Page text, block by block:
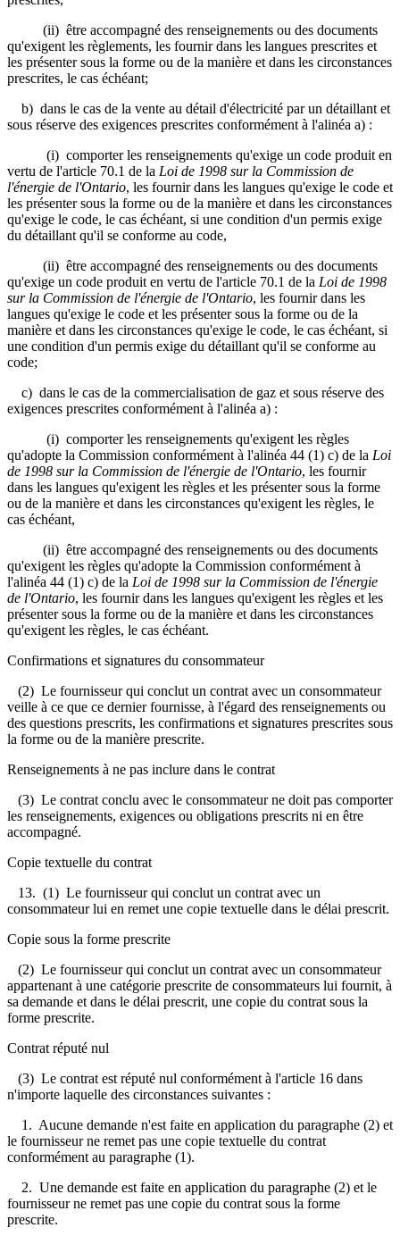
(ii) être accompagné des renseignements ou des documents
qu'exigent les règlements, les fournir dans les langues prescrites et
les présenter sous la forme ou de la manière et dans les circonstances
prescrites, le cas échéant;
b) dans le cas de la vente au détail d'électricité par un détaillant et
sous réserve des exigences prescrites conformément à l'alinéa a) :
(i) comporter les renseignements qu'exige un code produit en
vertu de l'article 70.1 de la Loi de 1998 sur la Commission de
l'énergie de l'Ontario, les fournir dans les langues qu'exige le code et
les présenter sous la forme ou de la manière et dans les circonstances
qu'exige le code, le cas échéant, si une condition d'un permis exige
du détaillant qu'il se conforme au code,
(ii) être accompagné des renseignements ou des documents
qu'exige un code produit en vertu de l'article 70.1 de la Loi de 1998
sur la Commission de l'énergie de l'Ontario, les fournir dans les
langues qu'exige le code et les présenter sous la forme ou de la
manière et dans les circonstances qu'exige le code, le cas échéant, si
une condition d'un permis exige du détaillant qu'il se conforme au
code;
c) dans le cas de la commercialisation de gaz et sous réserve des
exigences prescrites conformément à l'alinéa a) :
(i) comporter les renseignements qu'exigent les règles
qu'adopte la Commission conformément à l'alinéa 44 (1) c) de la Loi
de 1998 sur la Commission de l'énergie de l'Ontario, les fournir
dans les langues qu'exigent les règles et les présenter sous la forme
ou de la manière et dans les circonstances qu'exigent les règles, le
cas échéant,
(ii) être accompagné des renseignements ou des documents
qu'exigent les règles qu'adopte la Commission conformément à
l'alinéa 44 (1) c) de la Loi de 1998 sur la Commission de l'énergie
de l'Ontario, les fournir dans les langues qu'exigent les règles et les
présenter sous la forme ou de la manière et dans les circonstances
qu'exigent les règles, le cas échéant.
Confirmations et signatures du consommateur
(2) Le fournisseur qui conclut un contrat avec un consommateur
veille à ce que ce dernier fournisse, à l'égard des renseignements ou
des questions prescrits, les confirmations et signatures prescrites sous
la forme ou de la manière prescrite.
Renseignements à ne pas inclure dans le contrat
(3) Le contrat conclu avec le consommateur ne doit pas comporter
les renseignements, exigences ou obligations prescrits ni en être
accompagné.
Copie textuelle du contrat
13. (1) Le fournisseur qui conclut un contrat avec un
consommateur lui en remet une copie textuelle dans le délai prescrit.
Copie sous la forme prescrite
(2) Le fournisseur qui conclut un contrat avec un consommateur
appartenant à une catégorie prescrite de consommateurs lui fournit, à
sa demande et dans le délai prescrit, une copie du contrat sous la
forme prescrite.
Contrat réputé nul
(3) Le contrat est réputé nul conformément à l'article 16 dans
n'importe laquelle des circonstances suivantes :
1. Aucune demande n'est faite en application du paragraphe (2) et
le fournisseur ne remet pas une copie textuelle du contrat
conformément au paragraphe (1).
2. Une demande est faite en application du paragraphe (2) et le
fournisseur ne remet pas une copie du contrat sous la forme
prescrite.